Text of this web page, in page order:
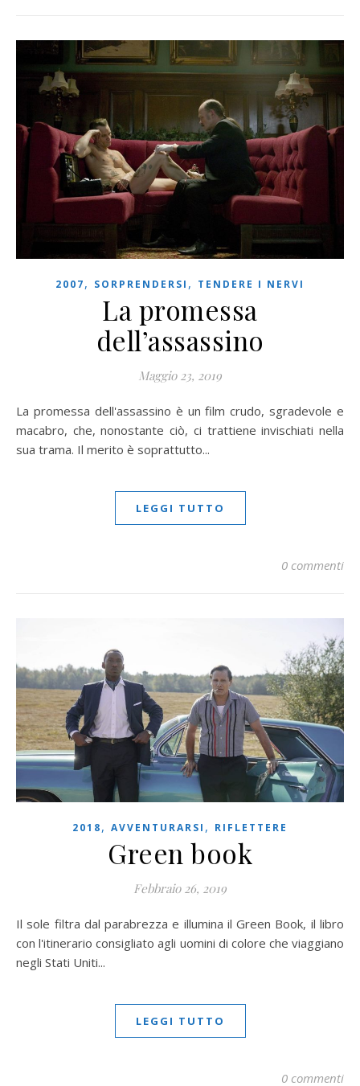
2007, SORPRENDERSI , TENDERE I NERVI
La promessa
dell’assassino
Maggio 23, 2019
La promessa dell'assassino è un film crudo, sgradevole e
macabro, che, nonostante ciò, ci trattiene invischiati nella
sua trama. Il merito è soprattutto...
LEGGI TUTTO
0 commenti
2018, AVVENTURARSI , RIFLETTERE
Green book
Febbraio 26, 2019
Il sole filtra dal parabrezza e illumina il Green Book, il libro
con l'itinerario consigliato agli uomini di colore che viaggiano
negli Stati Uniti...
LEGGI TUTTO
0 commenti